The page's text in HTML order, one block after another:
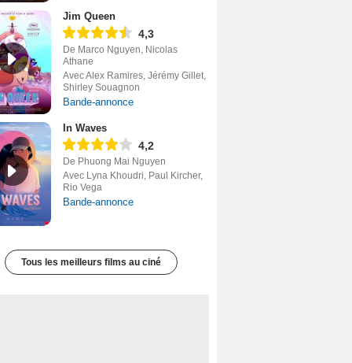
Jim Queen
4,3
De Marco Nguyen, Nicolas
Athane
Avec Alex Ramires, Jérémy Gillet,
Shirley Souagnon
Bande-annonce
In Waves
4,2
De Phuong Mai Nguyen
Avec Lyna Khoudri, Paul Kircher,
Rio Vega
Bande-annonce
Tous les meilleurs films au ciné